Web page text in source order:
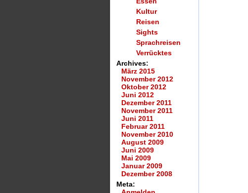
Kultur
Reisen
Sights
Sprachreisen
Verrücktes
Archives:
März 2015
November 2012
Oktober 2012
Juni 2012
Dezember 2011
November 2011
Juni 2011
Februar 2011
November 2010
August 2009
Juni 2009
Mai 2009
Januar 2009
Dezember 2008
Meta: